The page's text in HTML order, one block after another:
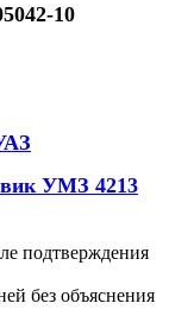
10
УМЗ 4213
подтверждения
без объяснения